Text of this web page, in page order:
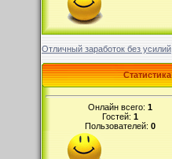
Отличный заработок без усилий
Статистика
Онлайн всего: 1
Гостей: 1
Пользователей: 0